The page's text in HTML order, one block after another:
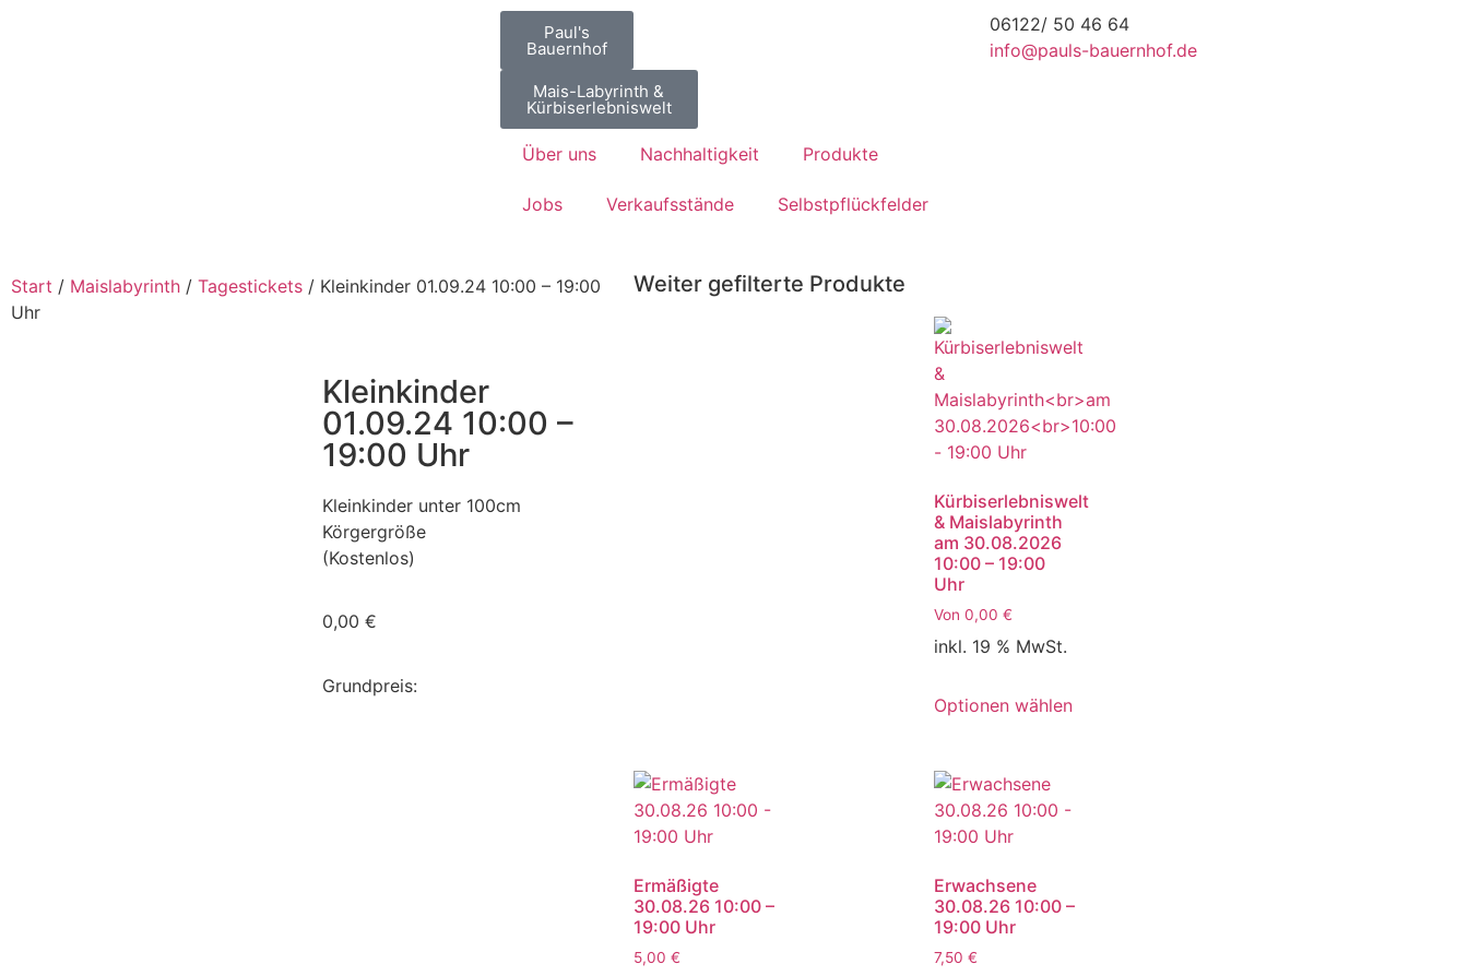
Paul's
Bauernhof
Mais-Labyrinth &
Kürbiserlebniswelt
Über uns Nachhaltigkeit Produkte
Jobs Verkaufsstände Selbstpflückfelder
06122/ 50 46 64
info@pauls-bauernhof.de
Start / Maislabyrinth / Tagestickets / Kleinkinder 01.09.24 10:00 – 19:00
Uhr
Kleinkinder
01.09.24 10:00 –
19:00 Uhr
Kleinkinder unter 100cm
Körgergröße
(Kostenlos)
0,00 €
Grundpreis:
Weiter gefilterte Produkte
Kürbiserlebniswelt
& Maislabyrinth
am 30.08.2026
10:00 – 19:00
Uhr
Von 0,00 €
inkl. 19 % MwSt.
Optionen wählen
Ermäßigte
30.08.26 10:00 –
19:00 Uhr
5,00 €
Erwachsene
30.08.26 10:00 –
19:00 Uhr
7,50 €